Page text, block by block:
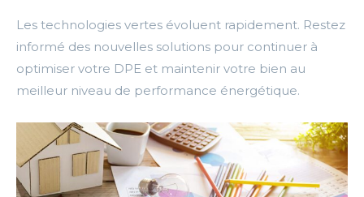
Les technologies vertes évoluent rapidement. Restez
informé des nouvelles solutions pour continuer à
optimiser votre DPE et maintenir votre bien au
meilleur niveau de performance énergétique.